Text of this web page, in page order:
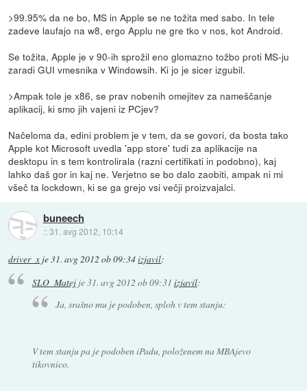
>99.95% da ne bo, MS in Apple se ne tožita med sabo. In tele
zadeve laufajo na w8, ergo Applu ne gre tko v nos, kot Android.
Se tožita, Apple je v 90-ih sprožil eno glomazno tožbo proti MS-ju
zaradi GUI vmesnika v Windowsih. Ki jo je sicer izgubil.
>Ampak tole je x86, se prav nobenih omejitev za nameščanje
aplikacij, ki smo jih vajeni iz PCjev?
Načeloma da, edini problem je v tem, da se govori, da bosta tako
Apple kot Microsoft uvedla 'app store' tudi za aplikacije na
desktopu in s tem kontrolirala (razni certifikati in podobno), kaj
lahko daš gor in kaj ne. Verjetno se bo dalo zaobiti, ampak ni mi
všeč ta lockdown, ki se ga grejo vsi večji proizvajalci.
buneech
::31. avg 2012, 10:14
driver_x je31. avg 2012 ob 09:34izjavil:
SLO_Matejje31. avg 2012 ob 09:31 izjavil:
Ja, srašno mu je podoben, sploh v tem stanju:
V tem stanju pa je podoben iPadu, položenem na MBAjevo
tikovnico.